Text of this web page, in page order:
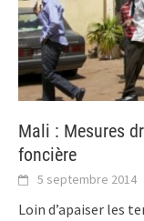
Mali : Mesures
foncière
5 septembre 2014
Loin d’apaiser les